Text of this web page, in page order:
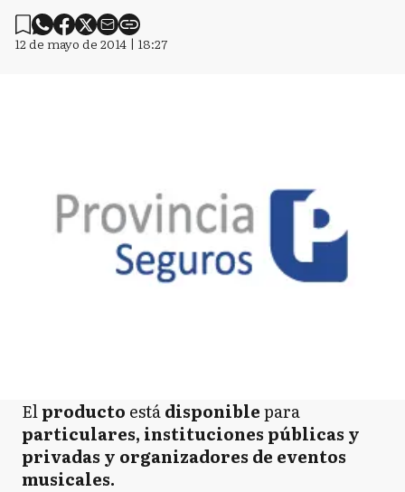
12 de mayo de 2014 | 18:27
Elproducto estádisponiblepara
particulares, instituciones públicas y
privadas y organizadores de eventos
musicales.